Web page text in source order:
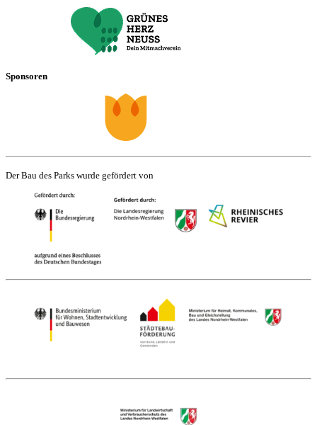
Sponsoren
Der Bau des Parks wurde gefördert von